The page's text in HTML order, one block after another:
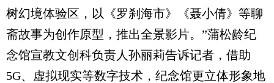
树幻境体验区，以《罗刹海市》《聂小倩》等聊
斋故事为创作原型，推出全景影片。”蒲松龄纪
念馆宣教文创科负责人孙丽莉告诉记者，借助
5G、虚拟现实等数字技术，纪念馆更立体形象地